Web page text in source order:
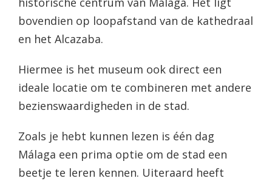
bovendien op loopafstand van de kathedraal
en het Alcazaba.
Hiermee is het museum ook direct een
ideale locatie om te combineren met andere
bezienswaardigheden in de stad.
Zoals je hebt kunnen lezen is één dag
Málaga een prima optie om de stad een
beetje te leren kennen. Uiteraard heeft